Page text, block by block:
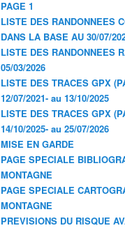
PAGE 1
LISTE DES RANDONNEES
DANS LA BASE AU 30/07/
LISTE DES RANDONNEES
05/03/2026
LISTE DES TRACES GPX
12/07/2021- au 13/10/2025
LISTE DES TRACES GPX
14/10/2025- au 25/07/2026
MISE EN GARDE
PAGE SPECIALE
MONTAGNE
PAGE SPECIALE
MONTAGNE
PREVISIONS DU RISQUE